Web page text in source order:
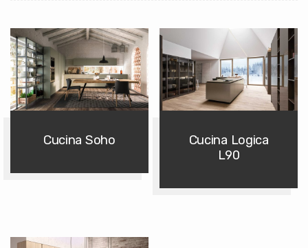
Cucina Soho
Cucina Logica
L90